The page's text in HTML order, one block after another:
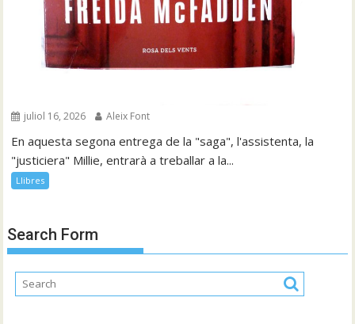
juliol 16, 2026 Aleix Font
En aquesta segona entrega de la "saga", l'assistenta, la
"justiciera" Millie, entrarà a treballar a la...
Llibres
Search Form